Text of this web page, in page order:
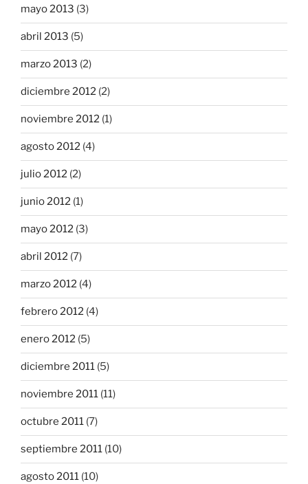
mayo 2013 (3)
abril 2013 (5)
marzo 2013 (2)
diciembre 2012 (2)
noviembre 2012 (1)
agosto 2012 (4)
julio 2012 (2)
junio 2012 (1)
mayo 2012 (3)
abril 2012 (7)
marzo 2012 (4)
febrero 2012 (4)
enero 2012 (5)
diciembre 2011 (5)
noviembre 2011 (11)
octubre 2011 (7)
septiembre 2011 (10)
agosto 2011 (10)